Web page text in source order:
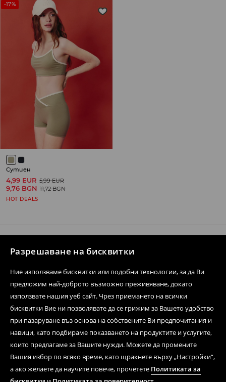
Разрешаване на бисквитки
Ние използваме бисквитки или подобни технологии, за да Ви
предложим най-доброто възможно преживяване, докато
използвате нашия уеб сайт. Чрез приемането на всички
бисквитки Вие ни позволявате да се грижим за Вашето удобство
при пазаруване въз основа на собствените Ви предпочитания и
навици, като подбираме показването на продуктите и услугите,
които предлагаме за Вашите нужди. Можете да промените
Вашия избор по всяко време, като щракнете върху „Настройки“,
а ако желаете да научите повече, прочетете Политиката за
-17%
Сутиен
4,99 EUR 5,99 EUR
9,76 BGN 11,72 BGN
HOT DEALS
Свържете се с нас
Форма за контакти
Последвай ни
Помощен център
Стационарна мрежа
Регламенти